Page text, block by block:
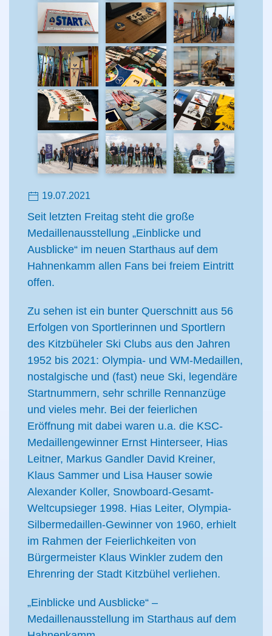
19.07.2021
Seit letzten Freitag steht die große
Medaillenausstellung „Einblicke und
Ausblicke“ im neuen Starthaus auf dem
Hahnenkamm allen Fans bei freiem Eintritt
offen.
Zu sehen ist ein bunter Querschnitt aus 56
Erfolgen von Sportlerinnen und Sportlern
des Kitzbüheler Ski Clubs aus den Jahren
1952 bis 2021: Olympia- und WM-Medaillen,
nostalgische und (fast) neue Ski, legendäre
Startnummern, sehr schrille Rennanzüge
und vieles mehr. Bei der feierlichen
Eröffnung mit dabei waren u.a. die KSC-
Medaillengewinner Ernst Hinterseer, Hias
Leitner, Markus Gandler David Kreiner,
Klaus Sammer und Lisa Hauser sowie
Alexander Koller, Snowboard-Gesamt-
Weltcupsieger 1998. Hias Leiter, Olympia-
Silbermedaillen-Gewinner von 1960, erhielt
im Rahmen der Feierlichkeiten von
Bürgermeister Klaus Winkler zudem den
Ehrenring der Stadt Kitzbühel verliehen.
„Einblicke und Ausblicke“ –
Medaillenausstellung im Starthaus auf dem